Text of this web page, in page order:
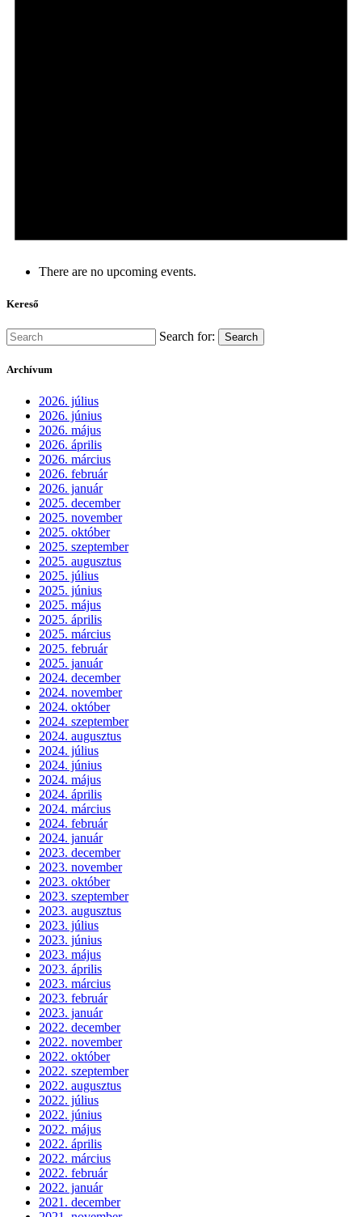
There are no upcoming events.
Kereső
Search for: Search
Archívum
2026. július
2026. június
2026. május
2026. április
2026. március
2026. február
2026. január
2025. december
2025. november
2025. október
2025. szeptember
2025. augusztus
2025. július
2025. június
2025. május
2025. április
2025. március
2025. február
2025. január
2024. december
2024. november
2024. október
2024. szeptember
2024. augusztus
2024. július
2024. június
2024. május
2024. április
2024. március
2024. február
2024. január
2023. december
2023. november
2023. október
2023. szeptember
2023. augusztus
2023. július
2023. június
2023. május
2023. április
2023. március
2023. február
2023. január
2022. december
2022. november
2022. október
2022. szeptember
2022. augusztus
2022. július
2022. június
2022. május
2022. április
2022. március
2022. február
2022. január
2021. december